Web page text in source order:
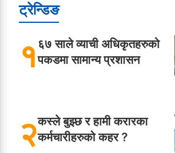
ट्रेन्डिङ
१६७ साले व्याची अधिकृतहरुको
पकडमा सामान्य प्रशासन
२कस्ले बुझ्छ र हामी करारका
कर्मचारीहरुको कहर ?